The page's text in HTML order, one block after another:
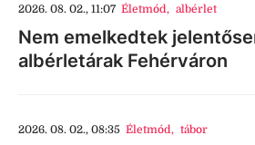
2026. 08. 02., 11:07 Életmód, albérlet
Nem emelkedtek
albérletárak Fehérváron
2026. 08. 02., 08:35 Életmód, tábor